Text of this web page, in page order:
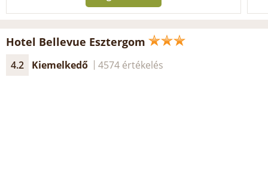
Hotel Bellevue Esztergom
4.2 Kiemelkedő 4574 értékelés